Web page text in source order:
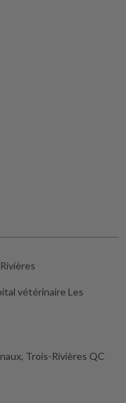
vétérinaire Les
Trois-Rivières QC